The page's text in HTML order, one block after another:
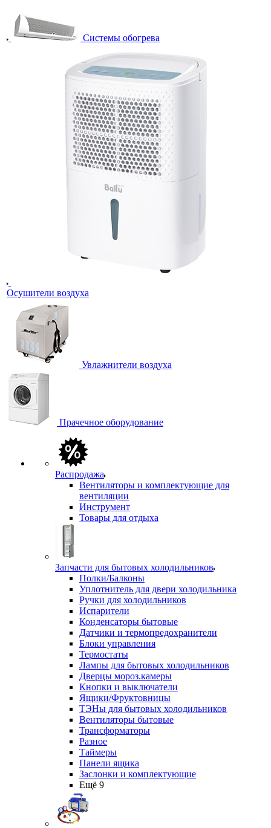
Системы обогрева
Осушители воздуха
Увлажнители воздуха
Прачечное оборудование
Распродажа
Вентиляторы и комплектующие для
вентиляции
Инструмент
Товары для отдыха
Запчасти для бытовых холодильников
Полки/Балконы
Уплотнитель для двери холодильника
Ручки для холодильников
Испарители
Конденсаторы бытовые
Датчики и термопредохранители
Блоки управления
Термостаты
Лампы для бытовых холодильников
Дверцы мороз.камеры
Кнопки и выключатели
Ящики/Фруктовницы
ТЭНы для бытовых холодильников
Вентиляторы бытовые
Трансформаторы
Разное
Таймеры
Панели ящика
Заслонки и комплектующие
Ещё 9